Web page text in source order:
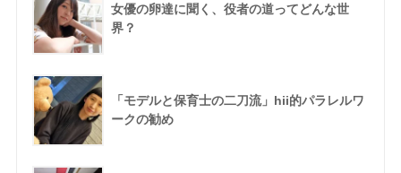
女優の卵達に聞く、役者の道ってどんな世
界？
「モデルと保育士の二刀流」hii的パラレルワ
ークの勧め